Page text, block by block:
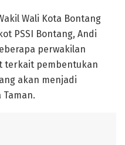
Wali Kota Bontang
PSSI Bontang, Andi
perwakilan
terkait pembentukan
akan menjadi